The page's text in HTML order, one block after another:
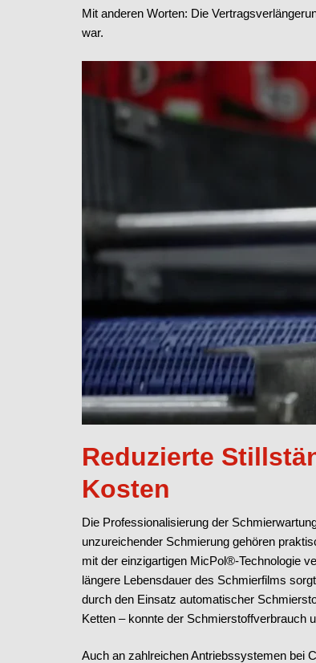
Mit anderen Worten: Die
war.
Reduzierte
Kosten
Die Professionalisierung der
unzureichender Schmierung gehören
mit der einzigartigen MicPol®-Technologie
längere Lebensdauer des Schmierfilms
durch den Einsatz automatischer
Ketten – konnte der Schmierstoffverbrauch
Auch an zahlreichen Antriebssystemen bei